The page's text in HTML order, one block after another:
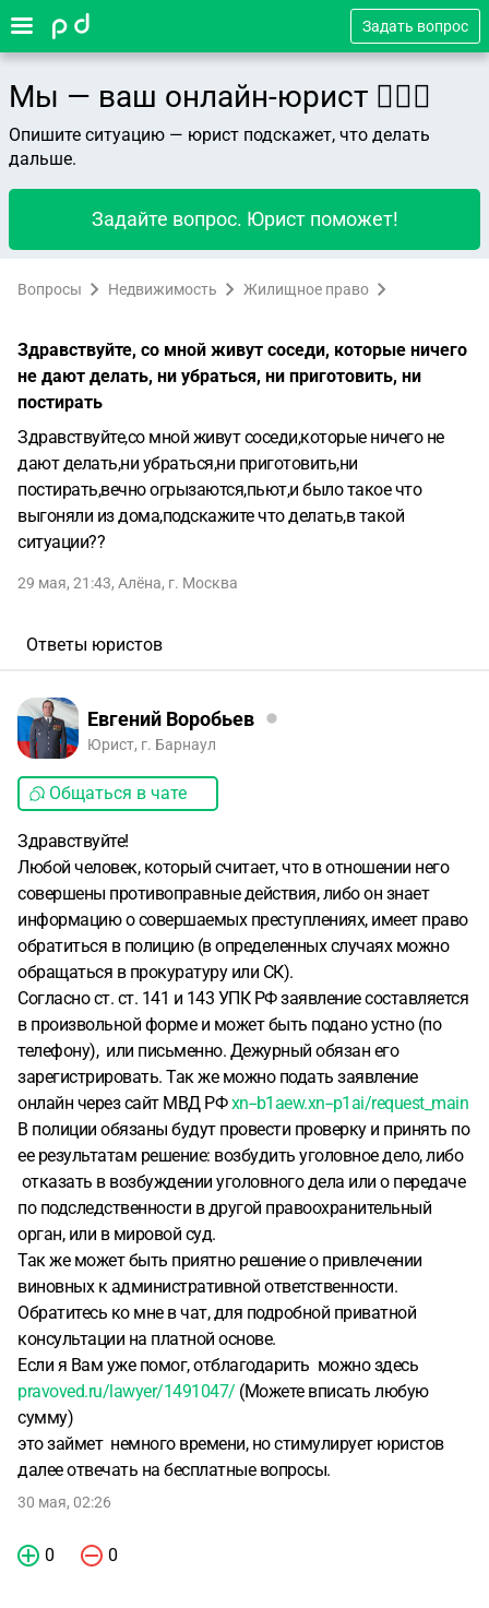
Задать вопрос
Мы — ваш онлайн-юрист 👨🏻‍⚖️
Опишите ситуацию — юрист подскажет, что делать
дальше.
Задайте вопрос. Юрист поможет!
Вопросы Недвижимость Жилищное право
Здравствуйте, со мной живут соседи, которые ничего
не дают делать, ни убраться, ни приготовить, ни
постирать
Здравствуйте,со мной живут соседи,которые ничего не
дают делать,ни убраться,ни приготовить,ни
постирать,вечно огрызаются,пьют,и было такое что
выгоняли из дома,подскажите что делать,в такой
ситуации??
29 мая, 21:43, Алёна, г. Москва
Ответы юристов
Евгений Воробьев
Юрист, г. Барнаул
Общаться в чате
Здравствуйте!
Любой человек, который считает, что в отношении него
совершены противоправные действия, либо он знает
информацию о совершаемых преступлениях, имеет право
обратиться в полицию (в определенных случаях можно
обращаться в прокуратуру или СК).
Согласно ст. ст. 141 и 143 УПК РФ заявление составляется
в произвольной форме и может быть подано устно (по
телефону), или письменно. Дежурный обязан его
зарегистрировать. Так же можно подать заявление
онлайн через сайт МВД РФxn--b1aew.xn--p1ai/request_main
В полиции обязаны будут провести проверку и принять по
ее результатам решение: возбудить уголовное дело, либо
отказать в возбуждении уголовного дела или о передаче
по подследственности в другой правоохранительный
орган, или в мировой суд.
Так же может быть приятно решение о привлечении
виновных к административной ответственности.
Обратитесь ко мне в чат, для подробной приватной
консультации на платной основе.
Если я Вам уже помог, отблагодарить можно здесь
pravoved.ru/lawyer/1491047/ (Можете вписать любую
сумму)
это займет немного времени, но стимулирует юристов
далее отвечать на бесплатные вопросы.
30 мая, 02:26
0 0